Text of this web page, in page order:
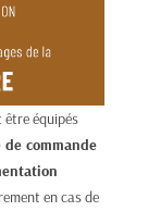
être équipés
de commande
en cas de